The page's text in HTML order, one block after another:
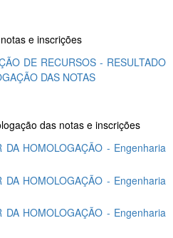
e inscrições
DE RECURSOS - RESULTADO
DAS NOTAS
das notas e inscrições
DA HOMOLOGAÇÃO - Engenharia
DA HOMOLOGAÇÃO - Engenharia
DA HOMOLOGAÇÃO - Engenharia